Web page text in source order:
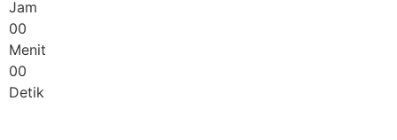
Jam
00
Menit
00
Detik